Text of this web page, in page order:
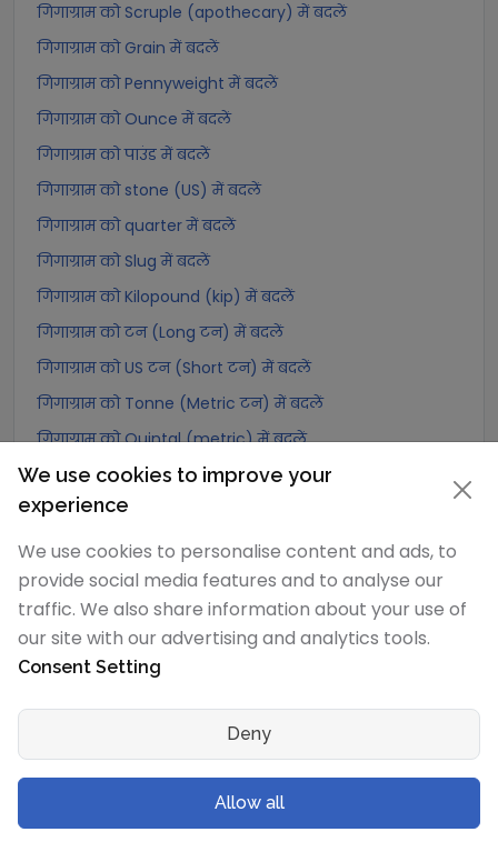
गिगाग्राम को Scruple (apothecary) में बदलें
गिगाग्राम को Grain में बदलें
गिगाग्राम को Pennyweight में बदलें
गिगाग्राम को Ounce में बदलें
गिगाग्राम को पाउंड में बदलें
गिगाग्राम को stone (US) में बदलें
गिगाग्राम को quarter में बदलें
गिगाग्राम को Slug में बदलें
गिगाग्राम को Kilopound (kip) में बदलें
गिगाग्राम को टन (Long टन) में बदलें
गिगाग्राम को US टन (Short टन) में बदलें
गिगाग्राम को Tonne (Metric टन) में बदलें
गिगाग्राम को Quintal (metric) में बदलें
गिगाग्राम को Hundredweight (metric) में बदलें
गिगाग्राम को Kiloton (metric) में बदलें
गिगाग्राम को Carat में बदलें
गिगाग्राम को Atomic mass unit में बदलें
गिगाग्राम को Gamma में बदलें
गिगाग्राम को Electron mass (rest) में बदलें
गिगाग्राम को Muon mass में बदलें
गिगाग्राम को Proton mass में बदलें
गिगाग्राम को Neutron mass में बदलें
We use cookies to improve your
experience
We use cookies to personalise content and ads, to
provide social media features and to analyse our
traffic. We also share information about your use of
our site with our advertising and analytics tools.
Consent Setting
Deny
Allow all